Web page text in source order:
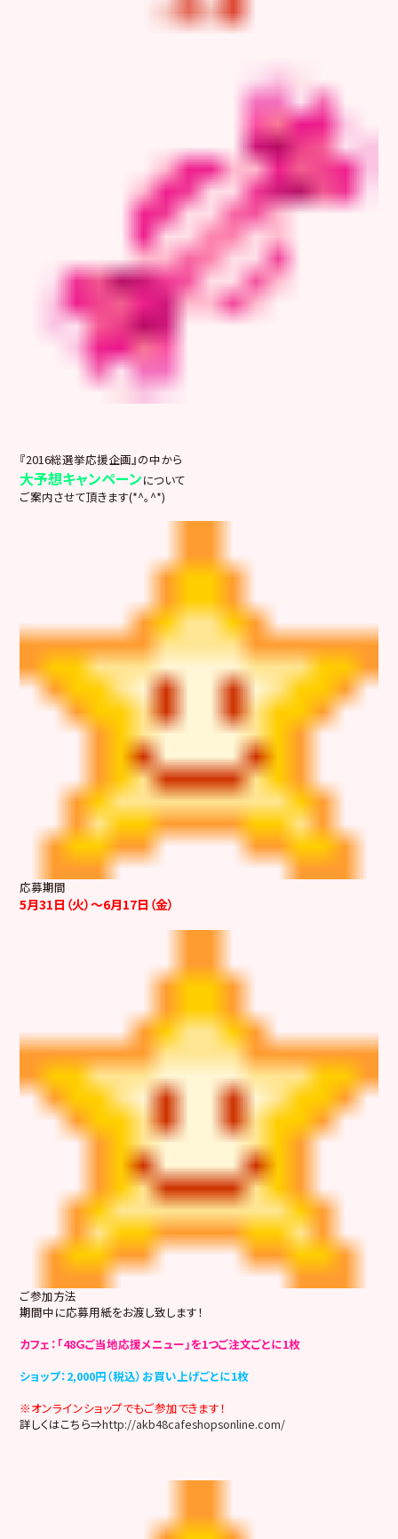
『2016総選挙応援企画』の中から
大予想キャンペーンについて
ご案内させて頂きます(*^。^*)
応募期間
5月31日（火）～6月17日（金）
ご参加方法
期間中に応募用紙をお渡し致します！
カフェ：「48Ｇご当地応援メニュー」を1つご注文ごとに1枚
ショップ：2,000円（税込）お買い上げごとに1枚
※オンラインショップでもご参加できます！
詳しくはこちら⇒http://akb48cafeshopsonline.com/